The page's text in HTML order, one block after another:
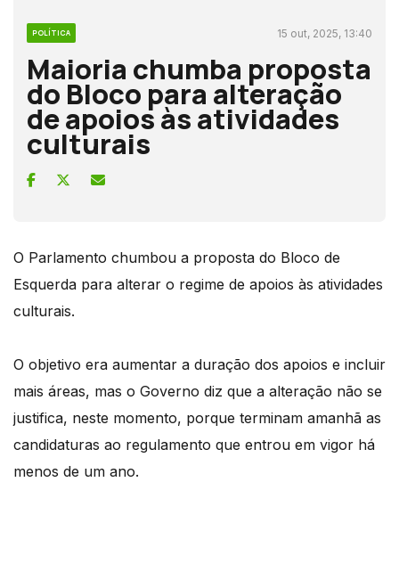
POLÍTICA 15 out, 2025, 13:40
Maioria chumba proposta
do Bloco para alteração
de apoios às atividades
culturais
O Parlamento chumbou a proposta do Bloco de
Esquerda para alterar o regime de apoios às atividades
culturais.
O objetivo era aumentar a duração dos apoios e incluir
mais áreas, mas o Governo diz que a alteração não se
justifica, neste momento, porque terminam amanhã as
candidaturas ao regulamento que entrou em vigor há
menos de um ano.